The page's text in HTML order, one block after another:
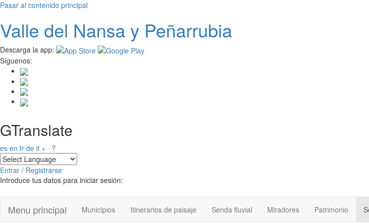
Pasar al contenido principal
Valle del Nansay Peñarrubia
Descarga la app:
Síguenos:
GTranslate
es en fr de it + ?
Entrar / Registrarse
Introduce tus datos para iniciar sesión:
Menu principal Municipios Itinerarios de paisaje Senda fluvial Miradores Patrimonio